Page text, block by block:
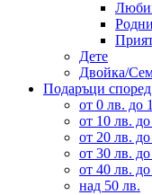
Дете
Двойка/
Подаръци
от 0 лв. до
от 10 лв.
от 20 лв.
от 30 лв.
от 40 лв.
над 50 лв.